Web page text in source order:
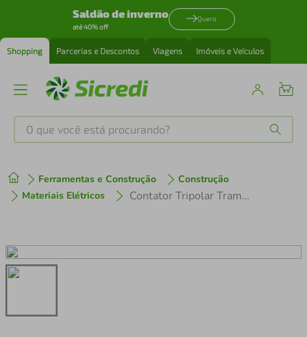
Saldão de inverno
até 40% off
Quero
Shopping Parcerias e Descontos Viagens Imóveis e Veículos
O que você está procurando?
Ferramentas e Construção
Construção
Materiais Elétricos
Contator Tripolar Tramontina TRC1-1210 12 A 220 Vca 1NA
1º tenis
3º